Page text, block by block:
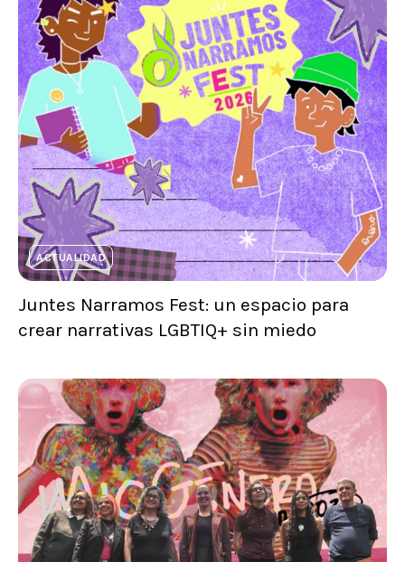
ACTUALIDAD
Juntes Narramos Fest: un espacio para
crear narrativas LGBTIQ+ sin miedo